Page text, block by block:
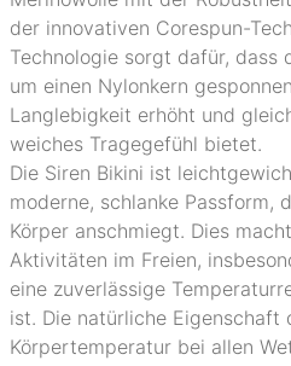
der innovativen Corespun-
Technologie sorgt dafür, dass
um einen Nylonkern
Langlebigkeit erhöht und
weiches Tragegefühl bietet.
Die Siren Bikini ist
moderne, schlanke Passform,
Körper anschmiegt. Dies
Aktivitäten im Freien,
eine zuverlässige
ist. Die natürliche Eigenschaft
Körpertemperatur bei allen